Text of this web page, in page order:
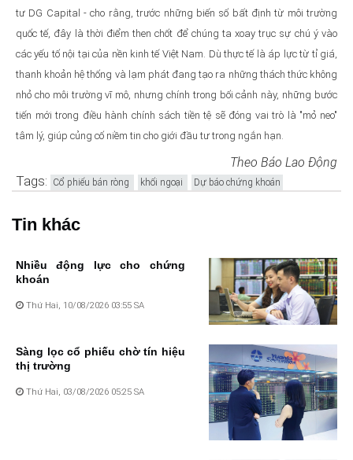
tư DG Capital - cho rằng, trước những biến số bất định từ môi trường
quốc tế, đây là thời điểm then chốt để chúng ta xoay trục sự chú ý vào
các yếu tố nội tại của nền kinh tế Việt Nam. Dù thực tế là áp lực từ tỉ giá,
thanh khoản hệ thống và lạm phát đang tạo ra những thách thức không
nhỏ cho môi trường vĩ mô, nhưng chính trong bối cảnh này, những bước
tiến mới trong điều hành chính sách tiền tệ sẽ đóng vai trò là "mỏ neo"
tâm lý, giúp củng cố niềm tin cho giới đầu tư trong ngắn hạn.
Theo Báo Lao Động
Tags: Cổ phiếu bán ròng khối ngoại Dự báo chứng khoán
Tin khác
Nhiều động lực cho chứng
khoán
Thứ Hai, 10/08/2026 03:55 SA
Sàng lọc cổ phiếu chờ tín hiệu
thị trường
Thứ Hai, 03/08/2026 05:25 SA